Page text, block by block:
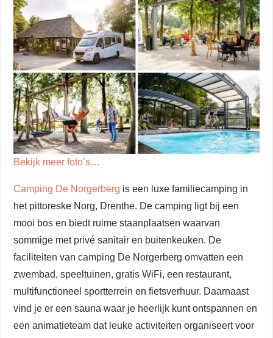
Bekijk meer foto’s…
Camping De Norgerberg is een luxe familiecamping in
het pittoreske Norg, Drenthe. De camping ligt bij een
mooi bos en biedt ruime staanplaatsen waarvan
sommige met privé sanitair en buitenkeuken. De
faciliteiten van camping De Norgerberg omvatten een
zwembad, speeltuinen, gratis WiFi, een restaurant,
multifunctioneel sportterrein en fietsverhuur. Daarnaast
vind je er een sauna waar je heerlijk kunt ontspannen en
een animatieteam dat leuke activiteiten organiseert voor